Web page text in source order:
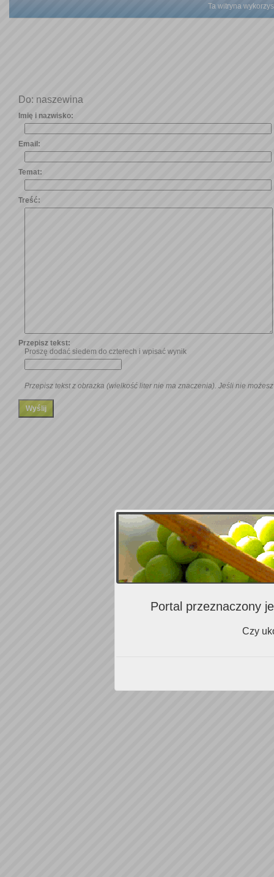
Ta witryna
Do: naszewina
Imię i nazwisko:
Email:
Temat:
Treść:
Przepisz tekst:
Proszę dodać siedem do czterech i wpisać wynik
Przepisz tekst z obrazka (wielkość liter nie ma znaczenia). Jeśli nie
Portal przeznaczony
Czy